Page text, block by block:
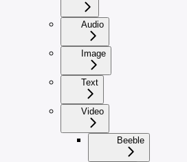
Audio
Image
Text
Video
Beeble